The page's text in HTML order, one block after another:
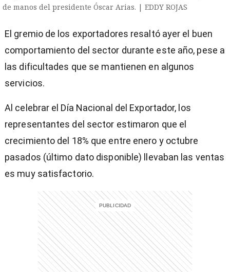
de manos del presidente Óscar Arias. | EDDY ROJAS
El gremio de los exportadores resaltó ayer el buen
comportamiento del sector durante este año, pese a
las dificultades que se mantienen en algunos
servicios.
Al celebrar el Día Nacional del Exportador, los
representantes del sector estimaron que el
crecimiento del 18% que entre enero y octubre
pasados (último dato disponible) llevaban las ventas
es muy satisfactorio.